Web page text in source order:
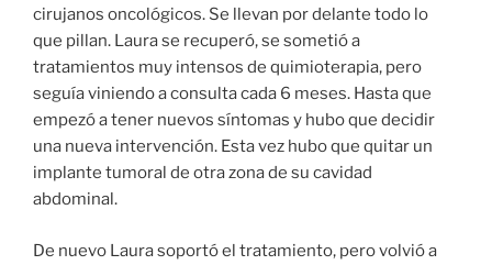
cirujanos oncológicos. Se llevan por delante todo lo
que pillan. Laura se recuperó, se sometió a
tratamientos muy intensos de quimioterapia, pero
seguía viniendo a consulta cada 6 meses. Hasta que
empezó a tener nuevos síntomas y hubo que decidir
una nueva intervención. Esta vez hubo que quitar un
implante tumoral de otra zona de su cavidad
abdominal.
De nuevo Laura soportó el tratamiento, pero volvió a